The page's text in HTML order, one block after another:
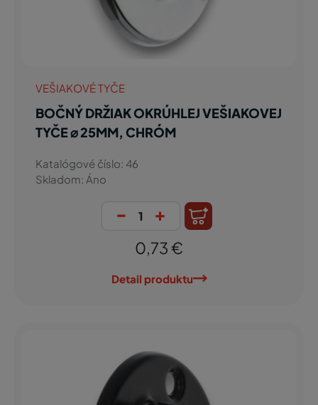
VEŠIAKOVÉ TYČE
BOČNÝ DRŽIAK OKRÚHLEJ VEŠIAKOVEJ
TYČE ⌀ 25MM, CHRÓM
Katalógové číslo: 46
Skladom: Áno
- +
0,73 €
Detail produktu